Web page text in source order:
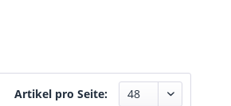
Artikel pro Seite: